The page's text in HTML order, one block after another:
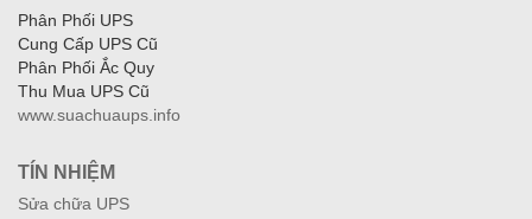
Phân Phối UPS
Cung Cấp UPS Cũ
Phân Phối Ắc Quy
Thu Mua UPS Cũ
www.suachuaups.info
TÍN NHIỆM
Sửa chữa UPS